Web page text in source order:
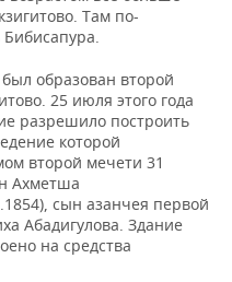
Там по-
образован второй
25 июля этого года
разрешило построить
которой
второй мечети 31
Ахметша
сын азанчея первой
Абадигулова. Здание
на средства